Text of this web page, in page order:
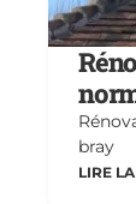
bray
LIRE